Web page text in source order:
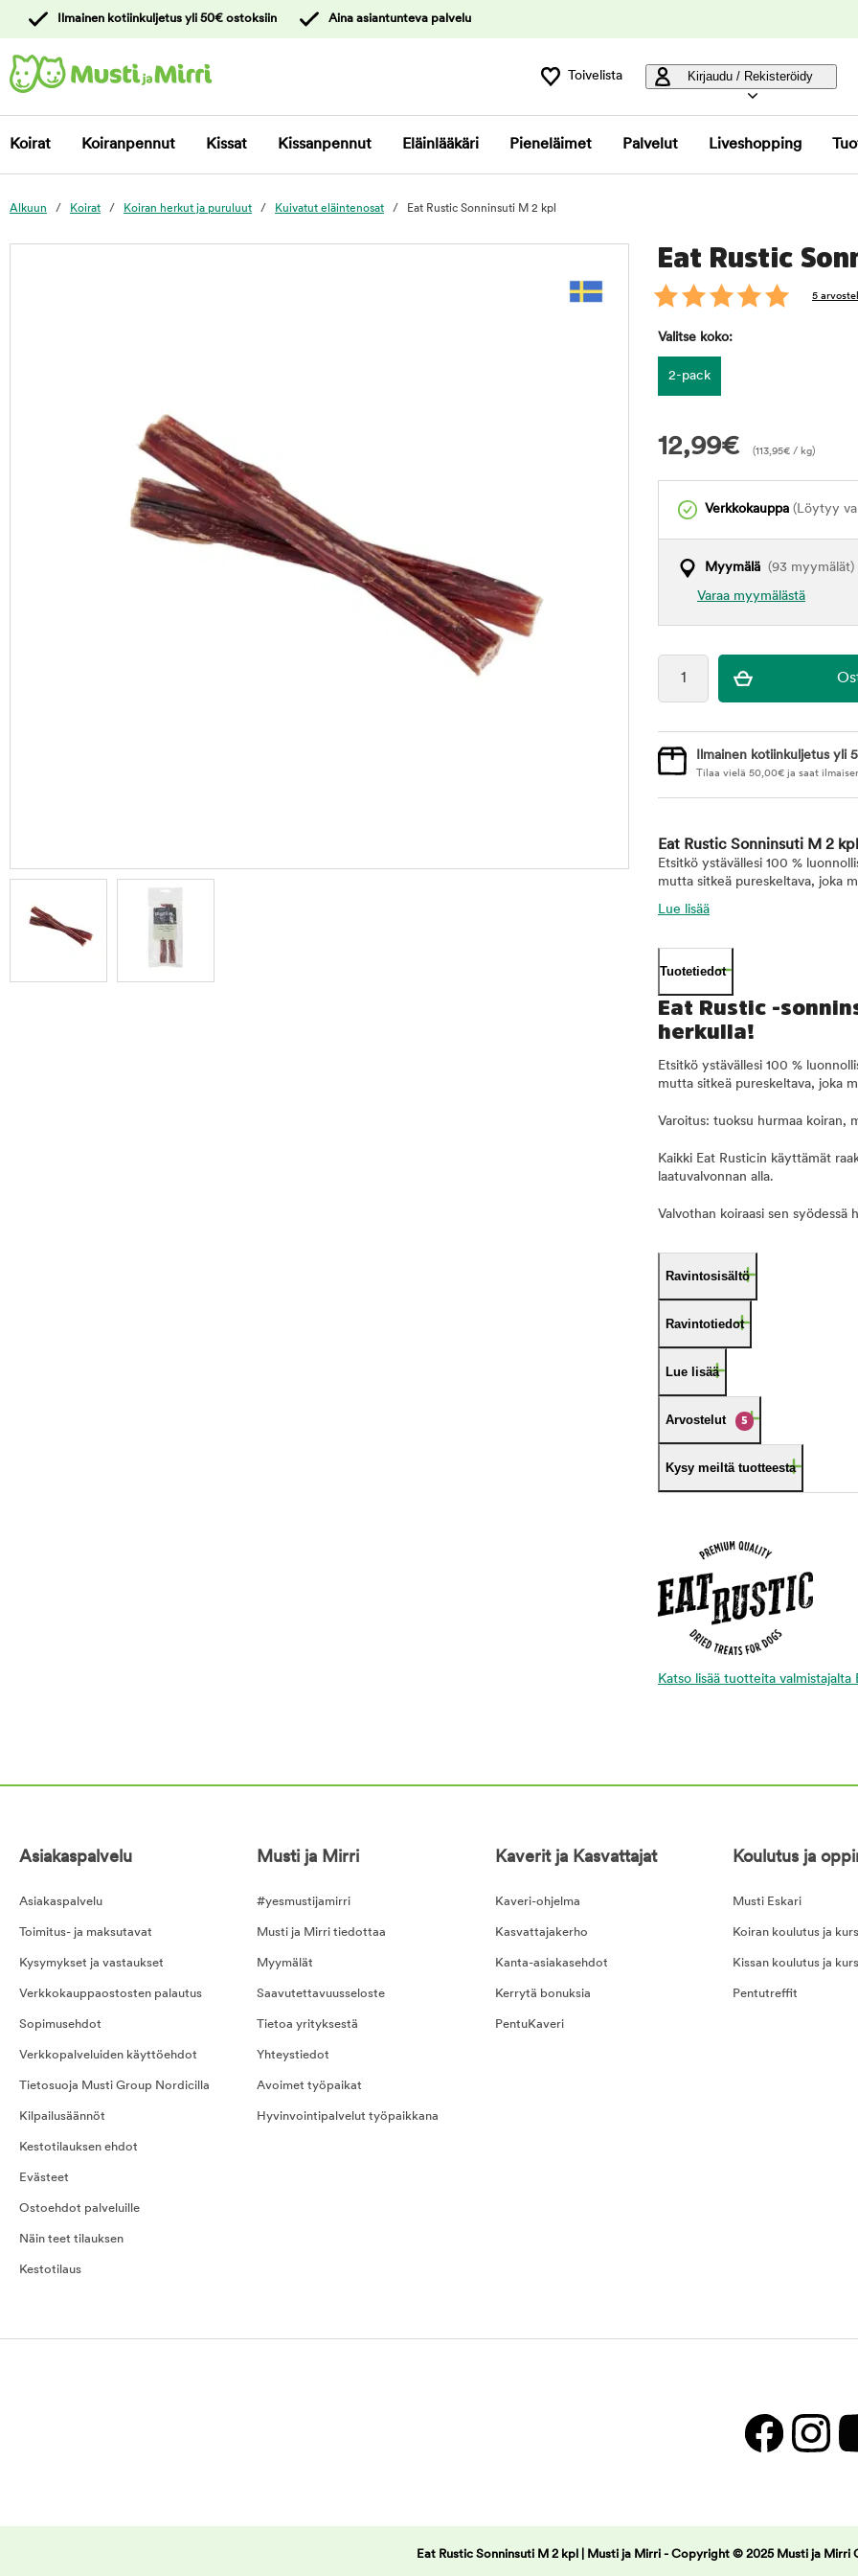
asiakaspalveluun
Ilmainen kotiinkuljetus yli 50€ ostoksiin Aina asiantunteva palvelu
Toivelista Kirjaudu / Rekisteröidy
Koirat Koiranpennut Kissat Kissanpennut Eläinlääkäri Pieneläimet Palvelut Liveshopping
Alkuun Koirat Koiran herkut ja puruluut Kuivatut eläintenosat Eat Rustic Sonninsuti M 2 kpl
Eat Rustic
5
Valitse koko:
2-pack
12,99€ (113,95€ / kg)
Verkkokauppa (Löytyy
Myymälä (93 myymälät)
Varaa myymälästä
Ilmainen kotiinkuljetus yli
Tilaa vielä 50,00€ ja saat
Eat Rustic Sonninsuti M 2 kpl
Etsitkö ystävällesi 100 %
mutta sitkeä pureskeltava, joka
Lue lisää
Tuotetiedot
Eat Rustic -
herkulla!
Etsitkö ystävällesi 100 %
mutta sitkeä pureskeltava, joka
Varoitus: tuoksu hurmaa koiran,
Kaikki Eat Rusticin käyttämät
laatuvalvonnan alla.
Valvothan koiraasi sen syödessä
Ravintosisältö
Ravintotiedot
Lue lisää
Arvostelut 5
Kysy meiltä tuotteesta
Katso lisää tuotteita valmistajalta
Asiakaspalvelu
Asiakaspalvelu
Toimitus- ja maksutavat
Kysymykset ja vastaukset
Verkkokauppaostosten palautus
Sopimusehdot
Verkkopalveluiden käyttöehdot
Tietosuoja Musti Group Nordicilla
Kilpailusäännöt
Kestotilauksen ehdot
Evästeet
Ostoehdot palveluille
Näin teet tilauksen
Kestotilaus
Musti ja Mirri
#yesmustijamirri
Musti ja Mirri tiedottaa
Myymälät
Saavutettavuusseloste
Tietoa yrityksestä
Yhteystiedot
Avoimet työpaikat
Hyvinvointipalvelut työpaikkana
Kaverit ja Kasvattajat
Kaveri-ohjelma
Kasvattajakerho
Kanta-asiakasehdot
Kerrytä bonuksia
PentuKaveri
Koulutus ja
Musti Eskari
Koiran koulutus ja
Kissan koulutus ja
Pentutreffit
Eat Rustic Sonninsuti M 2 kpl | Musti ja Mirri - Copyright © 2025 Musti ja Mirri